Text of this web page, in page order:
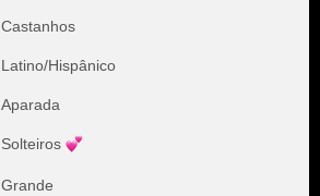
Castanhos
Latino/Hispânico
Aparada
Solteiros
Grande